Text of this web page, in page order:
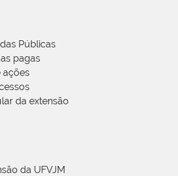
Públicas
pagas
ações
da extensão
da UFVJM